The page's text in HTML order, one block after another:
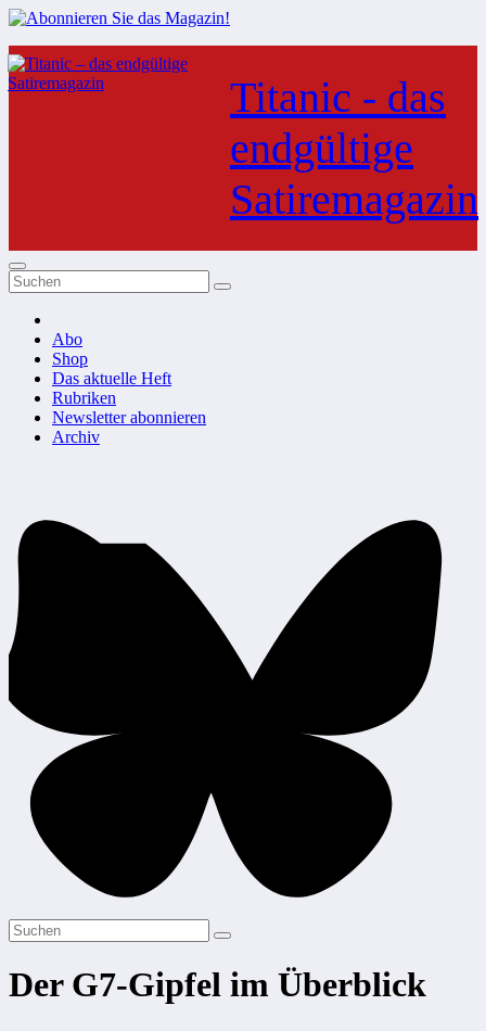
Zum
Inhalt
springen
Titanic - das
endgültige
Satiremagazin
Abo
Shop
Das aktuelle Heft
Rubriken
Newsletter abonnieren
Archiv
Der G7-Gipfel im Überblick